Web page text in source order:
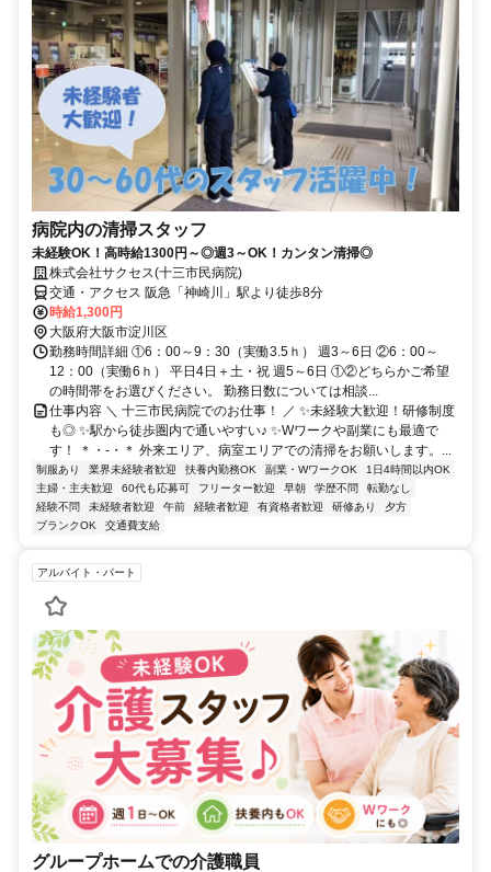
病院内の清掃スタッフ
未経験OK！高時給1300円～◎週3～OK！カンタン清掃◎
株式会社サクセス(十三市民病院)
交通・アクセス 阪急「神崎川」駅より徒歩8分
時給1,300円
大阪府大阪市淀川区
勤務時間詳細 ①6：00～9：30（実働3.5ｈ） 週3～6日 ②6：00～
12：00（実働6ｈ） 平日4日＋土・祝 週5～6日 ①②どちらかご希望
の時間帯をお選びください。 勤務日数については相談...
仕事内容 ＼ 十三市民病院でのお仕事！ ／ ✨未経験大歓迎！研修制度
も◎ ✨駅から徒歩圏内で通いやすい♪ ✨Wワークや副業にも最適で
す！ ＊・-・＊ 外来エリア、病室エリアでの清掃をお願いします。...
制服あり 業界未経験者歓迎 扶養内勤務OK 副業・WワークOK
1日4時間以内OK
主婦・主夫歓迎
60代も応募可 フリーター歓迎 早朝 学歴不問
転勤なし
経験不問
未経験者歓迎 午前 経験者歓迎 有資格者歓迎 研修あり
夕方
ブランクOK
交通費支給
アルバイト・パート
グループホームでの介護職員